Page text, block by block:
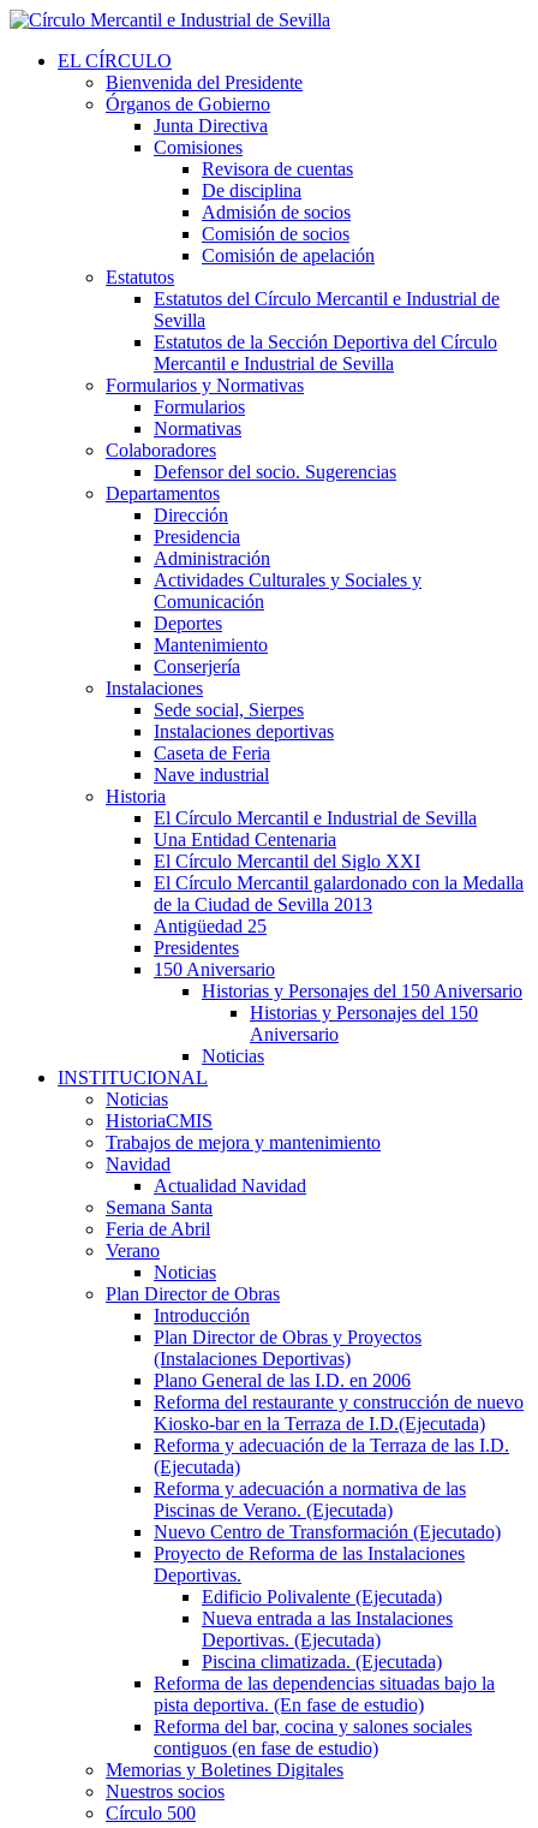
EL CÍRCULO
Bienvenida del Presidente
Órganos de Gobierno
Junta Directiva
Comisiones
Revisora de cuentas
De disciplina
Admisión de socios
Comisión de socios
Comisión de apelación
Estatutos
Estatutos del Círculo Mercantil e Industrial de
Sevilla
Estatutos de la Sección Deportiva del Círculo
Mercantil e Industrial de Sevilla
Formularios y Normativas
Formularios
Normativas
Colaboradores
Defensor del socio. Sugerencias
Departamentos
Dirección
Presidencia
Administración
Actividades Culturales y Sociales y
Comunicación
Deportes
Mantenimiento
Conserjería
Instalaciones
Sede social, Sierpes
Instalaciones deportivas
Caseta de Feria
Nave industrial
Historia
El Círculo Mercantil e Industrial de Sevilla
Una Entidad Centenaria
El Círculo Mercantil del Siglo XXI
El Círculo Mercantil galardonado con la Medalla
de la Ciudad de Sevilla 2013
Antigüedad 25
Presidentes
150 Aniversario
Historias y Personajes del 150 Aniversario
Historias y Personajes del 150
Aniversario
Noticias
INSTITUCIONAL
Noticias
HistoriaCMIS
Trabajos de mejora y mantenimiento
Navidad
Actualidad Navidad
Semana Santa
Feria de Abril
Verano
Noticias
Plan Director de Obras
Introducción
Plan Director de Obras y Proyectos
(Instalaciones Deportivas)
Plano General de las I.D. en 2006
Reforma del restaurante y construcción de nuevo
Kiosko-bar en la Terraza de I.D.(Ejecutada)
Reforma y adecuación de la Terraza de las I.D.
(Ejecutada)
Reforma y adecuación a normativa de las
Piscinas de Verano. (Ejecutada)
Nuevo Centro de Transformación (Ejecutado)
Proyecto de Reforma de las Instalaciones
Deportivas.
Edificio Polivalente (Ejecutada)
Nueva entrada a las Instalaciones
Deportivas. (Ejecutada)
Piscina climatizada. (Ejecutada)
Reforma de las dependencias situadas bajo la
pista deportiva. (En fase de estudio)
Reforma del bar, cocina y salones sociales
contiguos (en fase de estudio)
Memorias y Boletines Digitales
Nuestros socios
Círculo 500